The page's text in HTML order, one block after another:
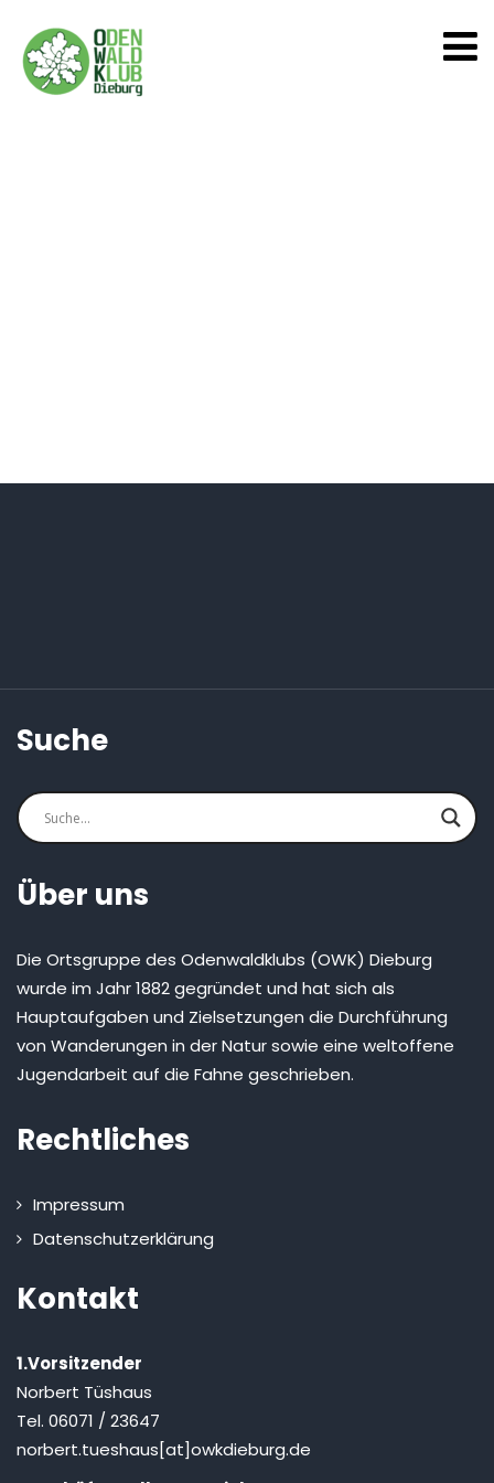
Suche
Über uns
Die Ortsgruppe des Odenwaldklubs (OWK) Dieburg
wurde im Jahr 1882 gegründet und hat sich als
Hauptaufgaben und Zielsetzungen die Durchführung
von Wanderungen in der Natur sowie eine weltoffene
Jugendarbeit auf die Fahne geschrieben.
Rechtliches
Impressum
Datenschutzerklärung
Kontakt
1.Vorsitzender
Norbert Tüshaus
Tel. 06071 / 23647
norbert.tueshaus[at]owkdieburg.de